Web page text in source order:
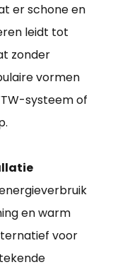
er schone en
leidt tot
zonder
vormen
systeem of
en warm
voor